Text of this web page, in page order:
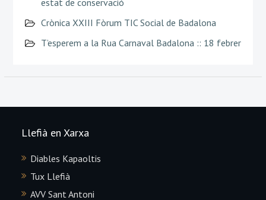
estat de conservació
Crònica XXIII Fòrum TIC Social de Badalona
T’esperem a la Rua Carnaval Badalona :: 18 febrer
Llefià en Xarxa
Diables Kapaoltis
Tux Llefià
AVV Sant Antoni